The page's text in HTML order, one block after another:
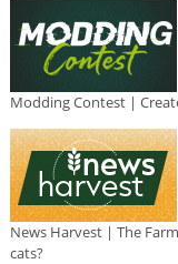
Modding Contest |
News Harvest | The
cats?